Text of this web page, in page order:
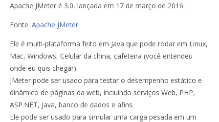
Apache JMeter é 3.0, lançada em 17 de março de 2016.
Fonte: Apache JMeter
Ele é multi-plataforma feito em Java que pode rodar em Linux,
Mac, Windows, Celular da china, cafeteira (você entendeu
onde eu quis chegar).
JMeter pode ser usado para testar o desempenho estático e
dinâmico de páginas da web, incluindo serviços Web, PHP,
ASP.NET, Java, banco de dados e afins.
Ele pode ser usado para simular uma carga pesada em um